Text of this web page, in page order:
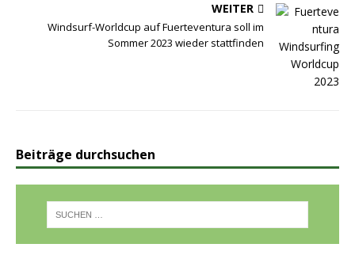
WEITER
Windsurf-Worldcup auf Fuerteventura soll im
Sommer 2023 wieder stattfinden
Beiträge durchsuchen